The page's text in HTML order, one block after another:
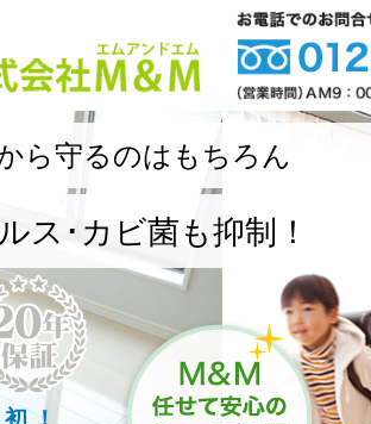
ら守るのはもちろん
ス･カビ菌も抑制！
！